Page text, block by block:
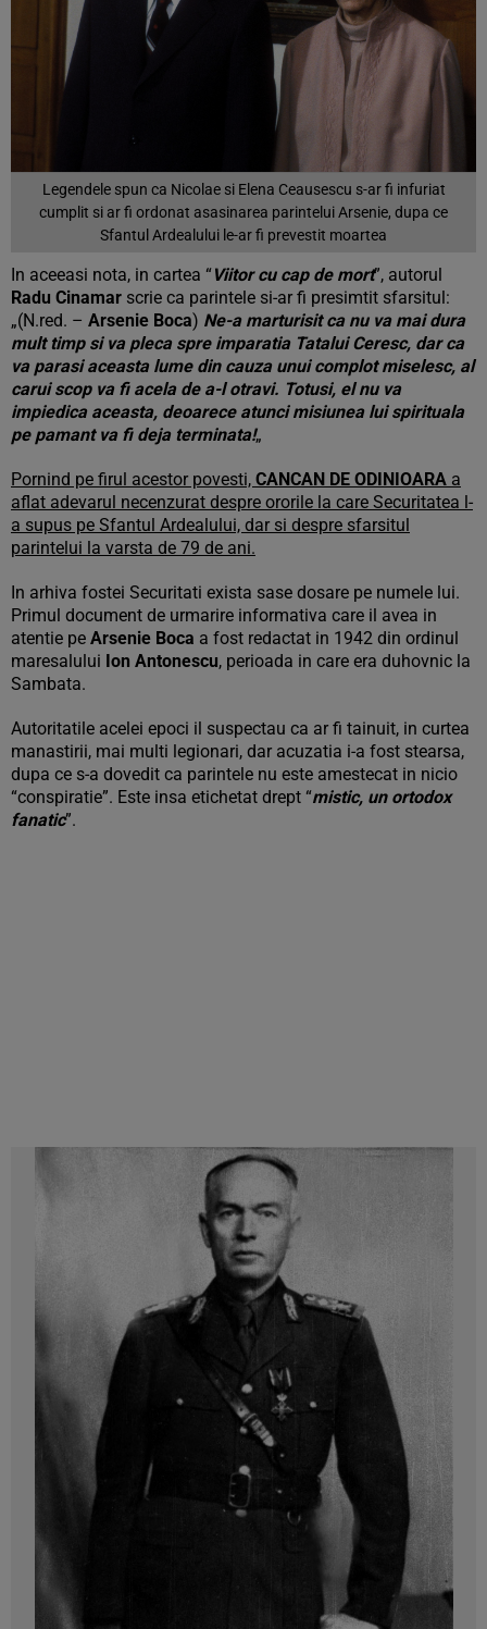
Legendele spun ca Nicolae si Elena Ceausescu s-ar fi infuriat
cumplit si ar fi ordonat asasinarea parintelui Arsenie, dupa ce
Sfantul Ardealului le-ar fi prevestit moartea
In aceeasi nota, in cartea “Viitor cu cap de mort”, autorul
Radu Cinamar scrie ca parintele si-ar fi presimtit sfarsitul:
„(N.red. – Arsenie Boca) Ne-a marturisit ca nu va mai dura
mult timp si va pleca spre imparatia Tatalui Ceresc, dar ca
va parasi aceasta lume din cauza unui complot miselesc, al
carui scop va fi acela de a-l otravi. Totusi, el nu va
impiedica aceasta, deoarece atunci misiunea lui spirituala
pe pamant va fi deja terminata!„
Pornind pe firul acestor povesti, CANCAN DE ODINIOARA a
aflat adevarul necenzurat despre ororile la care Securitatea l-
a supus pe Sfantul Ardealului, dar si despre sfarsitul
parintelui la varsta de 79 de ani.
In arhiva fostei Securitati exista sase dosare pe numele lui.
Primul document de urmarire informativa care il avea in
atentie pe Arsenie Boca a fost redactat in 1942 din ordinul
maresalului Ion Antonescu, perioada in care era duhovnic la
Sambata.
Autoritatile acelei epoci il suspectau ca ar fi tainuit, in curtea
manastirii, mai multi legionari, dar acuzatia i-a fost stearsa,
dupa ce s-a dovedit ca parintele nu este amestecat in nicio
“conspiratie”. Este insa etichetat drept “mistic, un ortodox
fanatic”.